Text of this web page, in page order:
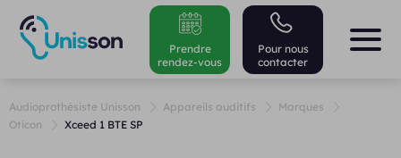
Pour nous
contacter
Prendre
rendez-vous
Audioprothésiste Unisson Appareils auditifs
Marques
Oticon
Xceed 1 BTE SP